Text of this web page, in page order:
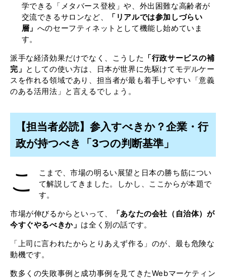
学できる「メタバース登校」や、外出困難な高齢者が
交流できるサロンなど、
「リアルでは参加しづらい
層」 へのセーフティネットとして機能し始めていま
す。
派手な経済効果だけでなく、こうした 「行政サービスの補
完」 としての使い方は、日本が世界に先駆けてモデルケー
スを作れる領域であり、担当者が最も着手しやすい「意義
のある活用法」と言えるでしょう。
【担当者必読】参入すべきか？企業・行
政が持つべき「3つの判断基準」
こ
こまで、市場の明るい展望と日本の勝ち筋につい
て解説してきました。しかし、ここからが本題で
す。
市場が伸びるからといって、
「あなたの会社（自治体）が
今すぐやるべきか」 は全く別の話です。
「上司に言われたからとりあえず作る」のが、最も危険な
動機です。
数多くの失敗事例と成功事例を見てきたWebマーケティン